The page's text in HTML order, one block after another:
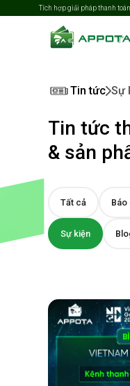
Tích hợp giải pháp thanh
Tin tức Sự
Tin tức
& sản
Tất cả Báo
Sự kiện